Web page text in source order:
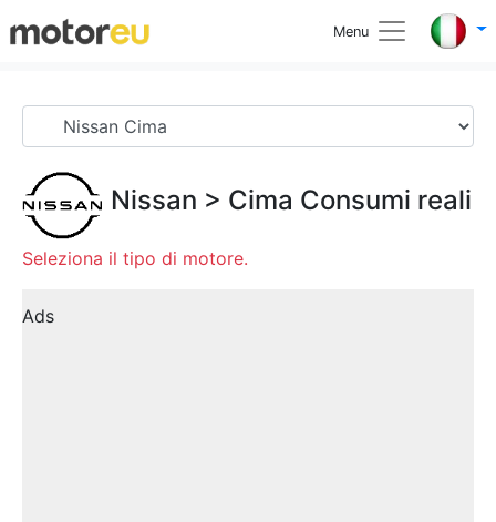
Menu
Nissan > Cima Consumi reali
Seleziona il tipo di motore.
Ads